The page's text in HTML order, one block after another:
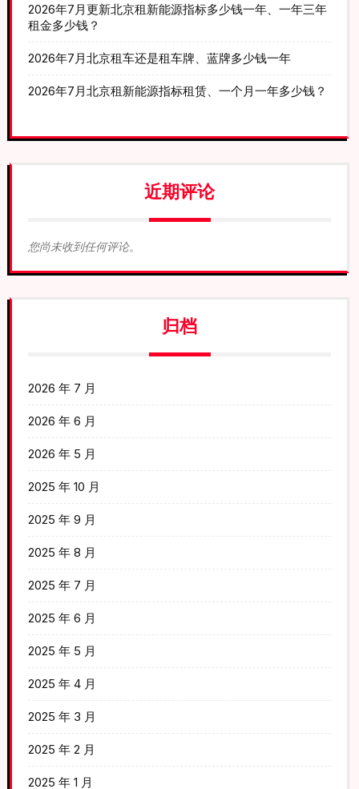
2026年7月更新北京租新能源指标多少钱一年、一年三年
租金多少钱？
2026年7月北京租车还是租车牌、蓝牌多少钱一年
2026年7月北京租新能源指标租赁、一个月一年多少钱？
近期评论
您尚未收到任何评论。
归档
2026 年 7 月
2026 年 6 月
2026 年 5 月
2025 年 10 月
2025 年 9 月
2025 年 8 月
2025 年 7 月
2025 年 6 月
2025 年 5 月
2025 年 4 月
2025 年 3 月
2025 年 2 月
2025 年 1 月